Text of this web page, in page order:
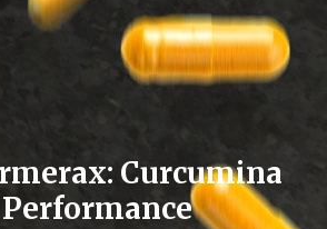
Curcumina